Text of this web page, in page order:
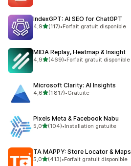
IndexGPT: AI SEO for ChatGPT
4,9étoile(s) sur 5
(117)
117 avis au total
•Forfait gratuit disponible
MIDA Replay, Heatmap & Insight
4,9étoile(s) sur 5
(469)
469 avis au total
•Forfait gratuit disponible
Microsoft Clarity: AI Insights
4,6étoile(s) sur 5
(1 817)
1817 avis au total
•Gratuite
Pixels Meta & Facebook Nabu
5,0étoile(s) sur 5
(104)
104 avis au total
•Installation gratuite
TA MAPPY: Store Locator & Maps
5,0étoile(s) sur 5
(413)
413 avis au total
•Forfait gratuit disponible